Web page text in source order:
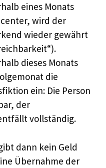
eines Monats
wird der
wieder gewährt
dieses Monats
die
ein: Die Person
der
vollständig.
dann kein Geld
Übernahme der